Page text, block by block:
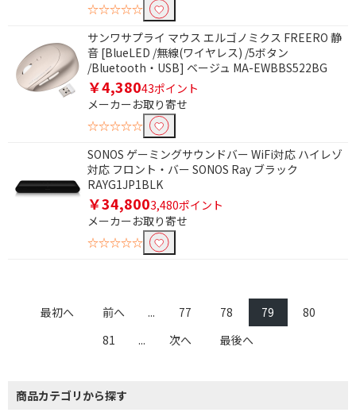
☆☆☆☆☆
サンワサプライ マウス エルゴノミクス FREERO 静
音 [BlueLED /無線(ワイヤレス) /5ボタン
/Bluetooth・USB] ベージュ MA-EWBBS522BG
￥4,38043ポイント
メーカーお取り寄せ
☆☆☆☆☆
SONOS ゲーミングサウンドバー WiFi対応 ハイレゾ
対応 フロント・バー SONOS Ray ブラック
RAYG1JP1BLK
￥34,8003,480ポイント
メーカーお取り寄せ
☆☆☆☆☆
最初へ 前へ ... 77 78 79
80
81
... 次へ 最後へ
商品カテゴリから探す
TypeC変換ケーブル・
プラグ
モニタサイズで絞り込む
13型～14型未満
14型～15型未満
16型以上
8型～
10型～
15.6型
4K・有機EL対応で絞り込む